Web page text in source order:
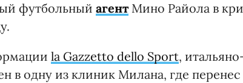
футбольный агентМино Райола в
la Gazzetto dello Sport,
в одну из клиник Милана, где